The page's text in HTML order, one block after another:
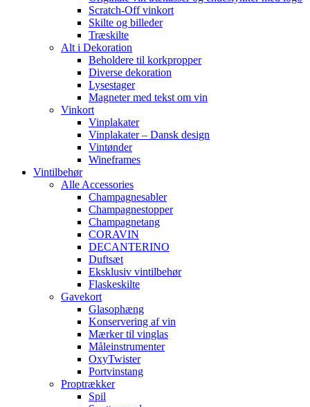
Scratch-Off vinkort
Skilte og billeder
Træskilte
Alt i Dekoration
Beholdere til korkpropper
Diverse dekoration
Lysestager
Magneter med tekst om vin
Vinkort
Vinplakater
Vinplakater – Dansk design
Vintønder
Wineframes
Vintilbehør
Alle Accessories
Champagnesabler
Champagnestopper
Champagnetang
CORAVIN
DECANTERINO
Duftsæt
Eksklusiv vintilbehør
Flaskeskilte
Gavekort
Glasophæng
Konservering af vin
Mærker til vinglas
Måleinstrumenter
OxyTwister
Portvinstang
Proptrækker
Spil